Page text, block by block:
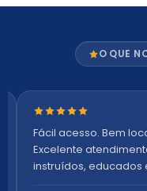
O QUE
Nota 5 de 5
Fácil acesso. Bem
Excelente
instruídos, educados